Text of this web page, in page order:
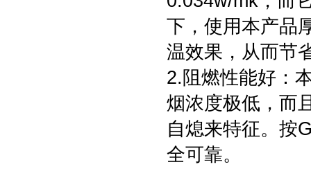
下，使用本产品
温效果，从而节
2.阻燃性能好：
烟浓度极低，而
自熄来特征。按
全可靠。